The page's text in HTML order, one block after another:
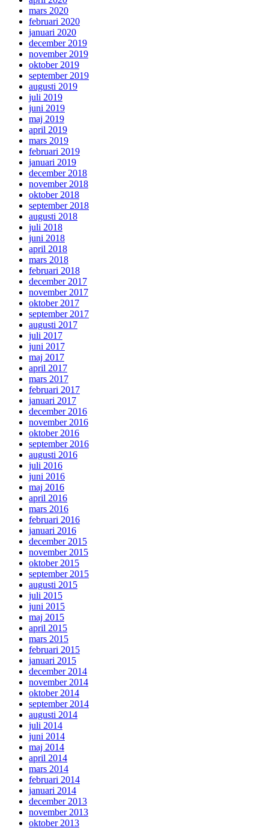
mars 2020
februari 2020
januari 2020
december 2019
november 2019
oktober 2019
september 2019
augusti 2019
juli 2019
juni 2019
maj 2019
april 2019
mars 2019
februari 2019
januari 2019
december 2018
november 2018
oktober 2018
september 2018
augusti 2018
juli 2018
juni 2018
april 2018
mars 2018
februari 2018
december 2017
november 2017
oktober 2017
september 2017
augusti 2017
juli 2017
juni 2017
maj 2017
april 2017
mars 2017
februari 2017
januari 2017
december 2016
november 2016
oktober 2016
september 2016
augusti 2016
juli 2016
juni 2016
maj 2016
april 2016
mars 2016
februari 2016
januari 2016
december 2015
november 2015
oktober 2015
september 2015
augusti 2015
juli 2015
juni 2015
maj 2015
april 2015
mars 2015
februari 2015
januari 2015
december 2014
november 2014
oktober 2014
september 2014
augusti 2014
juli 2014
juni 2014
maj 2014
april 2014
mars 2014
februari 2014
januari 2014
december 2013
november 2013
oktober 2013